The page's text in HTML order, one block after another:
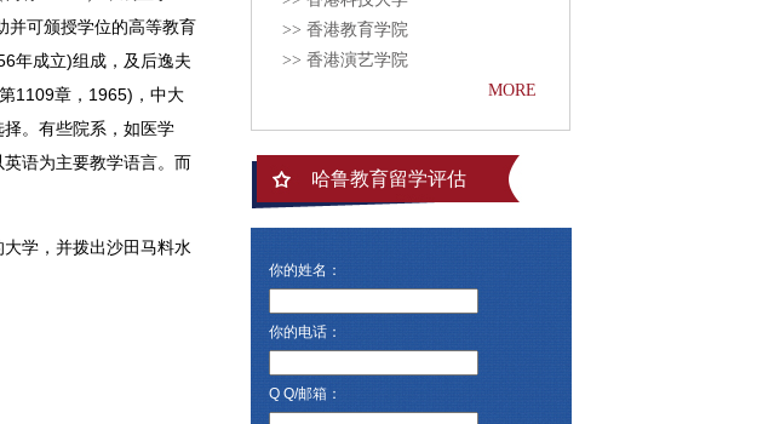
并可颁授学位的高等教育
年成立)组成，及后逸夫
1109章，1965)，中大
。有些院系，如医学
语为主要教学语言。而
学，并拨出沙田马料水
>> 香港教育学院
>> 香港演艺学院
MORE
哈鲁教育留学评估
你的姓名：
你的电话：
Q Q/邮箱：